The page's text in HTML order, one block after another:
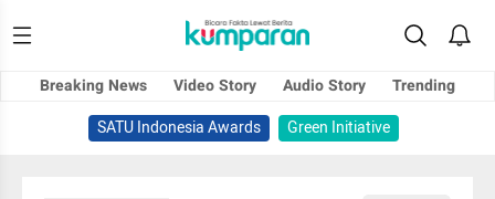
Breaking News Video Story Audio Story
Trending
SATU Indonesia Awards
Green Initiative